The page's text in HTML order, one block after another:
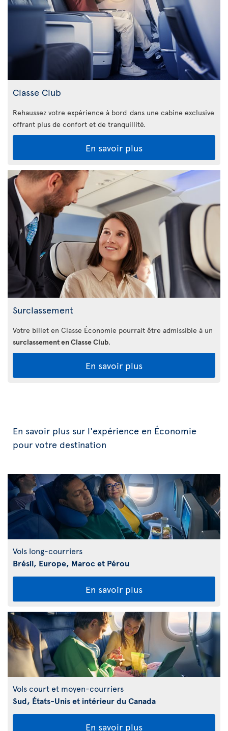
Classe Club
Rehaussez votre expérience à bord dans une cabine exclusive
offrant plus de confort et de tranquillité.
En savoir plus
Surclassement
Votre billet en Classe Économie pourrait être admissible à un
surclassement en Classe Club.
En savoir plus
En savoir plus sur l'expérience en Économie
pour votre destination
Vols long-courriers
Brésil, Europe, Maroc et Pérou
En savoir plus
Vols court et moyen-courriers
Sud, États-Unis et intérieur du Canada
En savoir plus